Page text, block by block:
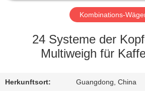
KONTAKT
Kombinations-
24 Systeme der
Multiweigh für
Herkunftsort: Guangdong, China